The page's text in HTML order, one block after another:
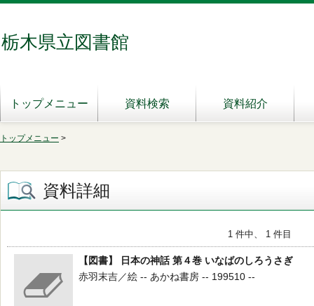
栃木県立図書館
トップメニュー 資料検索 資料紹介
トップメニュー >
資料詳細
1 件中、 1 件目
【図書】 日本の神話 第４巻 いなばのしろうさぎ
赤羽末吉／絵 -- あかね書房 -- 199510 --